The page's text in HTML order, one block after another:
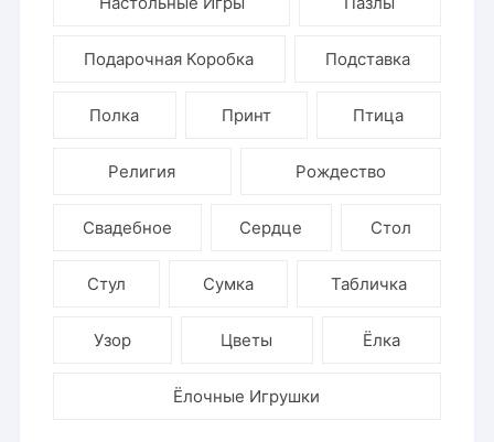
Подарочная Коробка Подставка
Полка Принт Птица
Религия Рождество
Свадебное Сердце Стол
Стул Сумка Табличка
Узор Цветы Ёлка
Ёлочные Игрушки